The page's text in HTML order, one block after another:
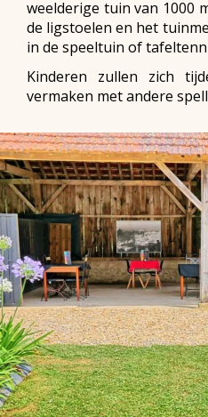
weelderige tuin van 1000
de ligstoelen en het
in de speeltuin of
Kinderen zullen zich
vermaken met andere